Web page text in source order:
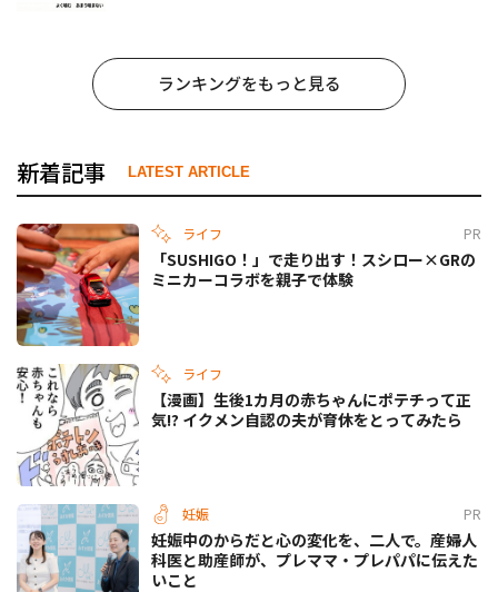
ランキングをもっと見る
新着記事 LATEST ARTICLE
ライフ PR
「SUSHIGO！」で走り出す！スシロー×GRの
ミニカーコラボを親子で体験
ライフ
【漫画】生後1カ月の赤ちゃんにポテチって正
気!? イクメン自認の夫が育休をとってみたら
妊娠 PR
妊娠中のからだと心の変化を、二人で。産婦人
科医と助産師が、プレママ・プレパパに伝えた
いこと